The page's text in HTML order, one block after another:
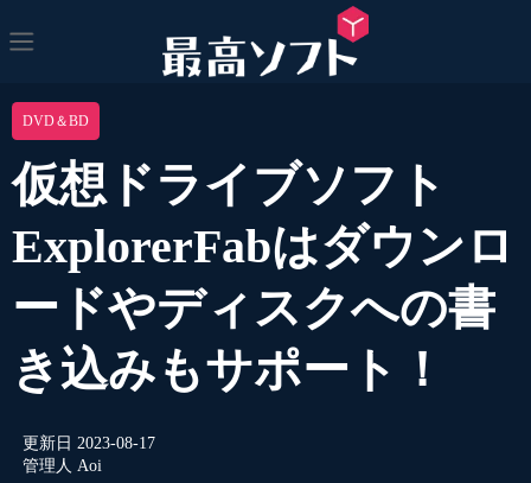
DVD＆BD
仮想ドライブソフト
ExplorerFabはダウンロ
ードやディスクへの書
き込みもサポート！
更新日 2023-08-17
管理人 Aoi